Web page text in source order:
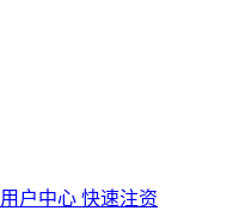
用户中心 快速注资